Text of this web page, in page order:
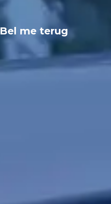
Bel me terug